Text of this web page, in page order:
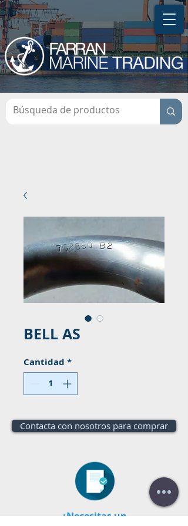
BELL AS
Cantidad *
Contacta con nosotros para comprar
¿Necesitas un